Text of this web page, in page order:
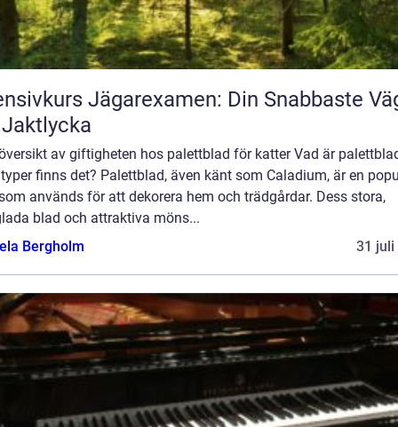
Jägarexamen: Din Snabbaste
av giftigheten hos palettblad för katter Vad är
finns det? Palettblad, även känt som Caladium, är en
används för att dekorera hem och trädgårdar. Dess stora,
blad och attraktiva möns...
Bergholm
31 juli